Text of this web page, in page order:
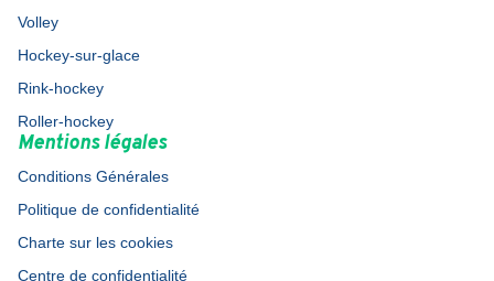
Volley
Hockey-sur-glace
Rink-hockey
Roller-hockey
Mentions légales
Conditions Générales
Politique de confidentialité
Charte sur les cookies
Centre de confidentialité